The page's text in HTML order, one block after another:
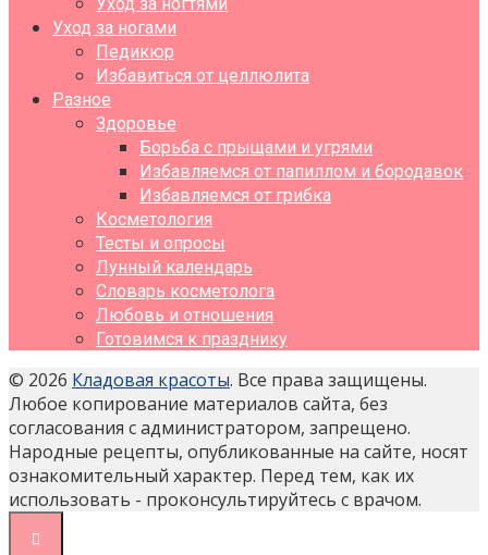
Уход за ногтями
Уход за ногами
Педикюр
Избавиться от целлюлита
Разное
Здоровье
Борьба с прыщами и угрями
Избавляемся от папиллом и бородавок
Избавляемся от грибка
Косметология
Тесты и опросы
Лунный календарь
Словарь косметолога
Любовь и отношения
Готовимся к празднику
© 2026 Кладовая красоты. Все права защищены.
Любое копирование материалов сайта, без
согласования с администратором, запрещено.
Народные рецепты, опубликованные на сайте, носят
ознакомительный характер. Перед тем, как их
использовать - проконсультируйтесь с врачом.